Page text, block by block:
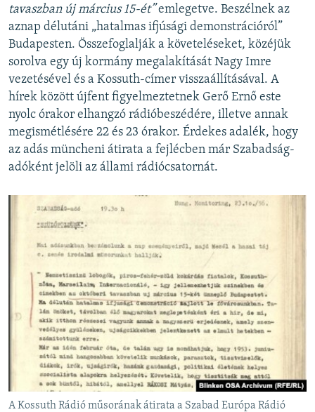
tavaszban új március 15-ét”emlegetve. Beszélnek az
aznap délutáni „hatalmas ifjúsági demonstrációról”
Budapesten. Összefoglalják a követeléseket, közéjük
sorolva egy új kormány megalakítását Nagy Imre
vezetésével és a Kossuth-címer visszaállításával. A
hírek között újfent figyelmeztetnek Gerő Ernő este
nyolc órakor elhangzó rádióbeszédére, illetve annak
megismétlésére 22 és 23 órakor. Érdekes adalék, hogy
az adás müncheni átirata a fejlécben már Szabadság-
adóként jelöli az állami rádiócsatornát.
A Kossuth Rádió műsorának átirata a Szabad Európa Rádió